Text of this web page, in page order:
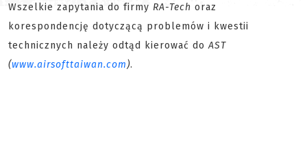
Wszelkie zapytania do firmy RA-Tech oraz
korespondencję dotyczącą problemów i kwestii
technicznych należy odtąd kierować do AST
(www.airsofttaiwan.com).